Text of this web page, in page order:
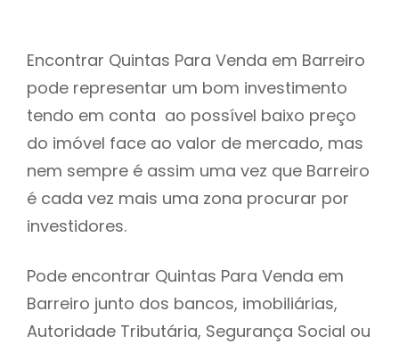
Encontrar Quintas Para Venda em Barreiro
pode representar um bom investimento
tendo em conta ao possível baixo preço
do imóvel face ao valor de mercado, mas
nem sempre é assim uma vez que Barreiro
é cada vez mais uma zona procurar por
investidores.
Pode encontrar Quintas Para Venda em
Barreiro junto dos bancos, imobiliárias,
Autoridade Tributária, Segurança Social ou